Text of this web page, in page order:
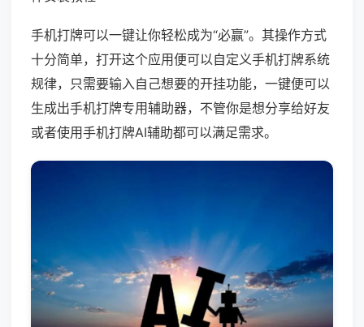
手机打牌可以一键让你轻松成为“必赢”。其操作方式
十分简单，打开这个应用便可以自定义手机打牌系统
规律，只需要输入自己想要的开挂功能，一键便可以
生成出手机打牌专用辅助器，不管你是想分享给好友
或者使用手机打牌AI辅助都可以满足需求。